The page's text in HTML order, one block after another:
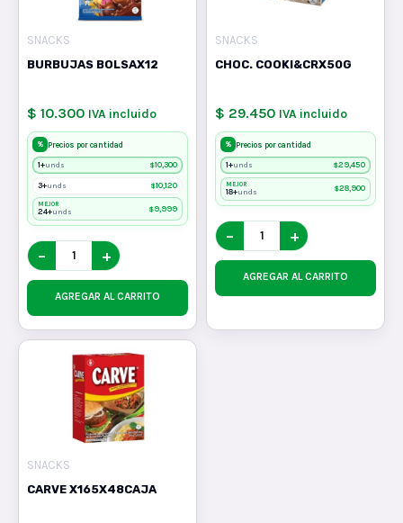
SNACKS
BURBUJAS BOLSAX12
$ 10.300 IVA incluido
% Precios por cantidad
1+unds $10,300
3+unds $10,120
MEJOR
24+unds $9,999
− +
AGREGAR AL CARRITO
SNACKS
CHOC. COOKI&CRX50G
$ 29.450 IVA incluido
% Precios por cantidad
1+unds $29,450
MEJOR
18+unds $28,900
− +
AGREGAR AL CARRITO
SNACKS
CARVE X165X48CAJA